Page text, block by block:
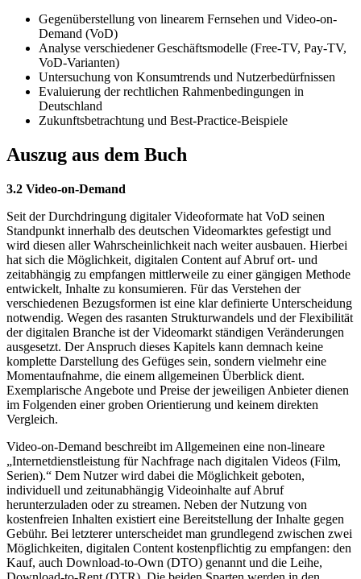
Gegenüberstellung von linearem Fernsehen und Video-on-
Demand (VoD)
Analyse verschiedener Geschäftsmodelle (Free-TV, Pay-TV,
VoD-Varianten)
Untersuchung von Konsumtrends und Nutzerbedürfnissen
Evaluierung der rechtlichen Rahmenbedingungen in
Deutschland
Zukunftsbetrachtung und Best-Practice-Beispiele
Auszug aus dem Buch
3.2 Video-on-Demand
Seit der Durchdringung digitaler Videoformate hat VoD seinen
Standpunkt innerhalb des deutschen Videomarktes gefestigt und
wird diesen aller Wahrscheinlichkeit nach weiter ausbauen. Hierbei
hat sich die Möglichkeit, digitalen Content auf Abruf ort- und
zeitabhängig zu empfangen mittlerweile zu einer gängigen Methode
entwickelt, Inhalte zu konsumieren. Für das Verstehen der
verschiedenen Bezugsformen ist eine klar definierte Unterscheidung
notwendig. Wegen des rasanten Strukturwandels und der Flexibilität
der digitalen Branche ist der Videomarkt ständigen Veränderungen
ausgesetzt. Der Anspruch dieses Kapitels kann demnach keine
komplette Darstellung des Gefüges sein, sondern vielmehr eine
Momentaufnahme, die einem allgemeinen Überblick dient.
Exemplarische Angebote und Preise der jeweiligen Anbieter dienen
im Folgenden einer groben Orientierung und keinem direkten
Vergleich.
Video-on-Demand beschreibt im Allgemeinen eine non-lineare
„Internetdienstleistung für Nachfrage nach digitalen Videos (Film,
Serien).“ Dem Nutzer wird dabei die Möglichkeit geboten,
individuell und zeitunabhängig Videoinhalte auf Abruf
herunterzuladen oder zu streamen. Neben der Nutzung von
kostenfreien Inhalten existiert eine Bereitstellung der Inhalte gegen
Gebühr. Bei letzterer unterscheidet man grundlegend zwischen zwei
Möglichkeiten, digitalen Content kostenpflichtig zu empfangen: den
Kauf, auch Download-to-Own (DTO) genannt und die Leihe,